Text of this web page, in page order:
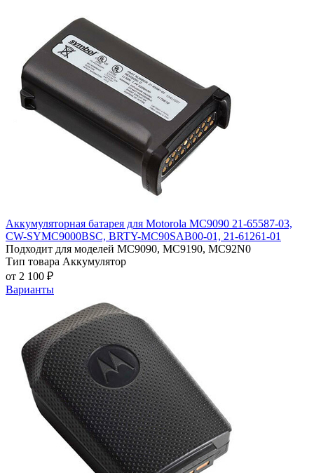
Аккумуляторная батарея для Motorola MC9090 21-65587-03,
CW-SYMC9000BSC, BRTY-MC90SAB00-01, 21-61261-01
Подходит для моделей MC9090, MC9190, MC92N0
Тип товара Аккумулятор
от 2 100 ₽
Варианты